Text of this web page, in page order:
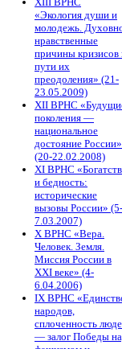
«Экология души и
молодежь.
нравственные
причины кризисов
пути их
преодоления» (21-
23.05.2009)
XII ВРНС
поколения —
национальное
достояние России»
(20-22.02.2008)
XI ВРНС
и бедность:
исторические
вызовы России» (5-
7.03.2007)
X ВРНС «Вера.
Человек. Земля.
Миссия России в
XXI веке» (4-
6.04.2006)
IX ВРНС
народов,
сплоченность
— залог Победы